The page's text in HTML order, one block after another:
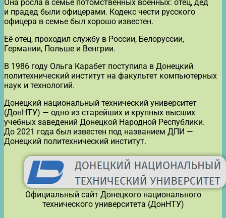
Она росла в семье потомственных военных: отец, дед
и прадед были офицерами. Кодекс чести русского
офицера в семье был хорошо известен.
Её отец, проходил службу в России, Белоруссии,
Германии, Польше и Венгрии.
В 1986 году Ольга Карабет поступила в Донецкий
политехнический институт на факультет компьютерных
наук и технологий.
Донецкий национальный технический университет
(ДонНТУ) — одно из старейших и крупных высших
учебных заведений Донецкой Народной Республики.
До 2021 года был известен под названием ДПИ —
Донецкий политехнический институт.
Официальный сайт Донецкого национального
технического университета (ДонНТУ)